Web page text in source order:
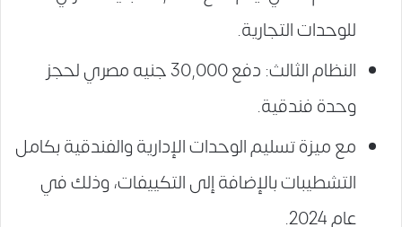
للوحدات التجارية.
النظام الثالث: دفع 30,000 جنيه مصري لحجز
وحدة فندقية.
مع ميزة تسليم الوحدات الإدارية والفندقية بكامل
التشطيبات بالإضافة إلى التكييفات، وذلك في
عام 2024.